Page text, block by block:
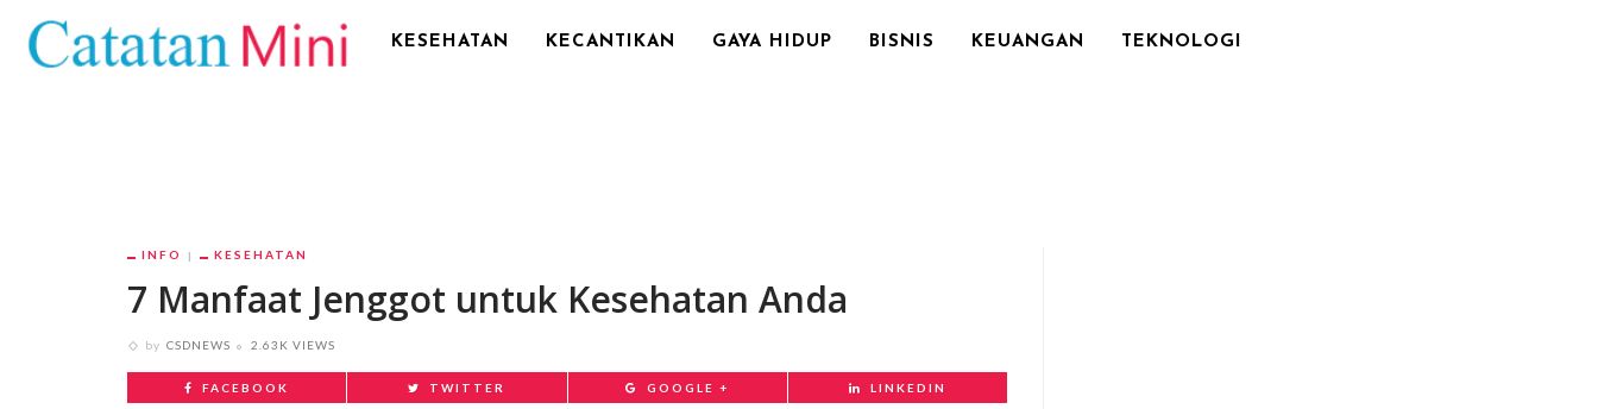
KESEHATAN KECANTIKAN GAYA HIDUP BISNIS KEUANGAN TEKNOLOGI
INFO KESEHATAN
7 Manfaat Jenggot untuk Kesehatan Anda
by CSDNEWS 2.63K VIEWS
FACEBOOK TWITTER GOOGLE + LINKEDIN